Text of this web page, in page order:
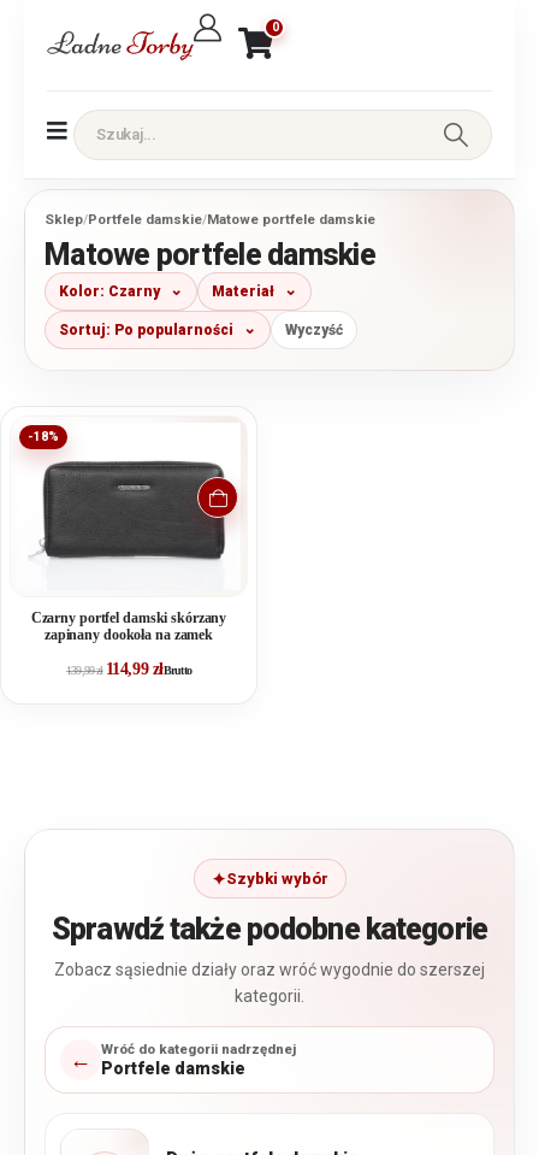
0
Sklep/Portfele damskie/Matowe portfele damskie
Matowe portfele damskie
Kolor: Czarny Materiał
Sortuj: Po popularności Wyczyść
-18%
Czarny portfel damski skórzany
zapinany dookoła na zamek
139,99zł 114,99 złBrutto
Szybki wybór
Sprawdź także podobne kategorie
Zobacz sąsiednie działy oraz wróć wygodnie do szerszej
kategorii.
← Wróć do kategorii nadrzędnej
Portfele damskie